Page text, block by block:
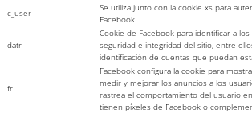
c_user
Se utiliza junto con la cookie xs para
Facebook
datr
Cookie de Facebook para identificar a
seguridad e integridad del sitio, entre
identificación de cuentas que puedan
fr
Facebook configura la cookie para
medir y mejorar los anuncios a los
rastrea el comportamiento del usuario
tienen píxeles de Facebook o